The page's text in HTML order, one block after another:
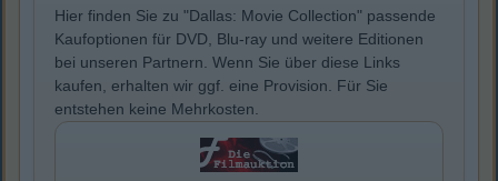
Hier finden Sie zu "Dallas: Movie Collection" passende
Kaufoptionen für DVD, Blu-ray und weitere Editionen
bei unseren Partnern. Wenn Sie über diese Links
kaufen, erhalten wir ggf. eine Provision. Für Sie
entstehen keine Mehrkosten.